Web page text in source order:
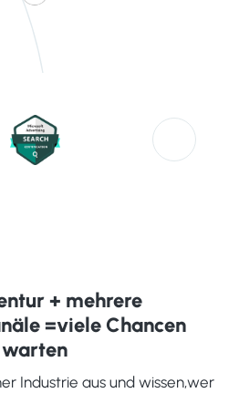
+ mehrere
=viele Chancen
warten
Industrie aus und wissen,wer